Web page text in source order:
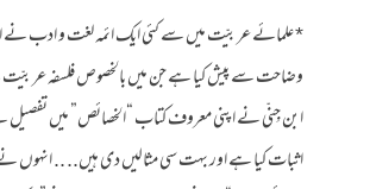
* علمائے عربیّت میں سے کئی ایک ائمہ لغت و ادب
وضاحت سے پیش کیا ہے جن میں بالخصوص فلسفہ عربیّت
ابن جِنّی نے اپنی معروف کتاب “الخصائص” میں
اثبات کیا ہے اور بہت سی مثالیں دی ہیں.. .. انہوں